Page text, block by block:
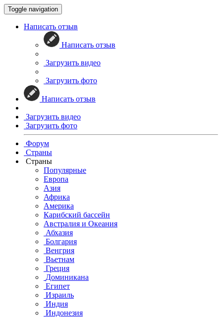
Toggle navigation
Написать отзыв
Написать отзыв
Загрузить видео
Загрузить фото
Написать отзыв
Загрузить видео
Загрузить фото
Форум
Страны
Страны
Популярные
Европа
Азия
Африка
Америка
Карибский бассейн
Австралия и Океания
Абхазия
Болгария
Венгрия
Вьетнам
Греция
Доминикана
Египет
Израиль
Индия
Индонезия